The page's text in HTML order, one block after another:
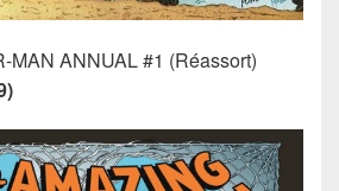
MAN ANNUAL #1 (Réassort)